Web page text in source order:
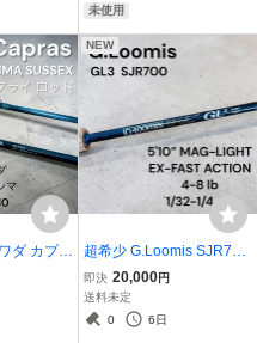
未使用
ダ カプラ
マキシマ
フライ
NEW
超希少 G.Loomis SJR700
GL3 ジールーミス バスロ
ッド
即決 20,000円
送料未定
0
6日